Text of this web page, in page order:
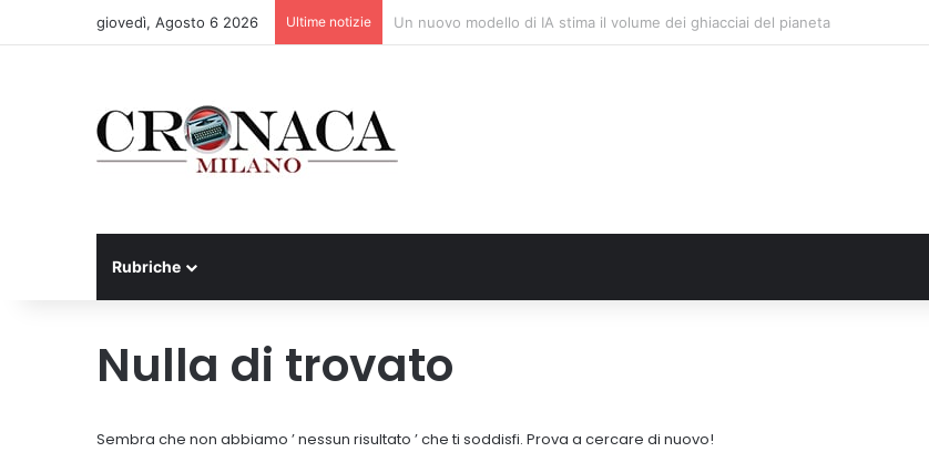
giovedì, Agosto 6 2026 Ultime notizie Manutenzione strade, nel biennio 2026-27 investiti 56 milioni
Rubriche
Nulla di trovato
Sembra che non abbiamo ’ nessun risultato ’ che ti soddisfi. Prova a cercare di nuovo!